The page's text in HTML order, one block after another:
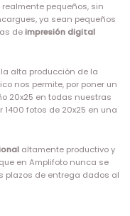
pequeños, sin
ya sean pequeños
deimpresión digital
alta producción de la
nos permite, por poner un
20x25 en todas nuestras
fotos de 20x25 en una
altamente productivo y
en Amplifoto nunca se
plazos de entrega dados al